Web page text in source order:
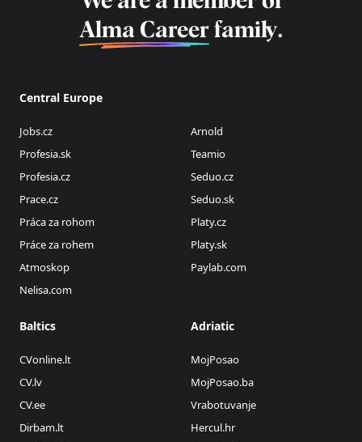
Alma Career family.
Central Europe
Jobs.cz
Profesia.sk
Profesia.cz
Prace.cz
Práca za rohom
Práce za rohem
Atmoskop
Nelisa.com
Arnold
Teamio
Seduo.cz
Seduo.sk
Platy.cz
Platy.sk
Paylab.com
Baltics
CVonline.lt
CV.lv
CV.ee
Dirbam.lt
Adriatic
MojPosao
MojPosao.ba
Vrabotuvanje
Hercul.hr